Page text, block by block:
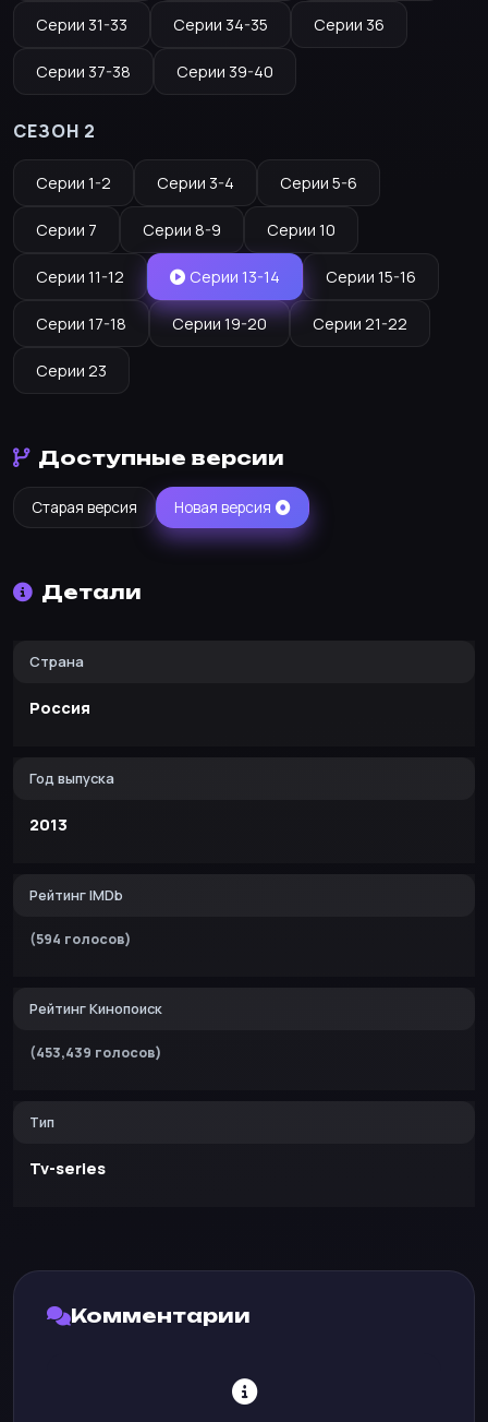
Серии 31-33 Серии 34-35 Серии 36
Серии 37-38 Серии 39-40
СЕЗОН 2
Серии 1-2 Серии 3-4 Серии 5-6
Серии 7 Серии 8-9 Серии 10
Серии 11-12 Серии 13-14 Серии 15-16
Серии 17-18 Серии 19-20 Серии 21-22
Серии 23
Доступные версии
Старая версия Новая версия
Детали
Страна
Россия
Год выпуска
2013
Рейтинг IMDb
(594 голосов)
Рейтинг Кинопоиск
(453,439 голосов)
Тип
Tv-series
Комментарии